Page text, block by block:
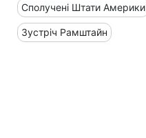
Сполучені Штати Америки
Зустріч Рамштайн